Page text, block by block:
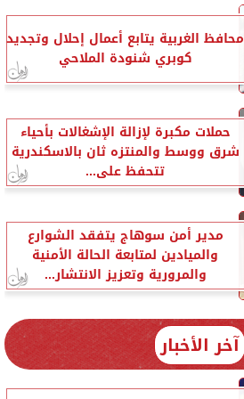
محافظ الغربية يتابع أعمال إحلال وتجديد
كوبري شنودة الملاحي
حملات مكبرة لإزالة الإشغالات بأحياء
شرق ووسط والمنتزه ثان بالاسكندرية
تتحفظ على...
مدير أمن سوهاج يتفقد الشوارع
والميادين لمتابعة الحالة الأمنية
والمرورية وتعزيز الانتشار...
آخر الأخبار